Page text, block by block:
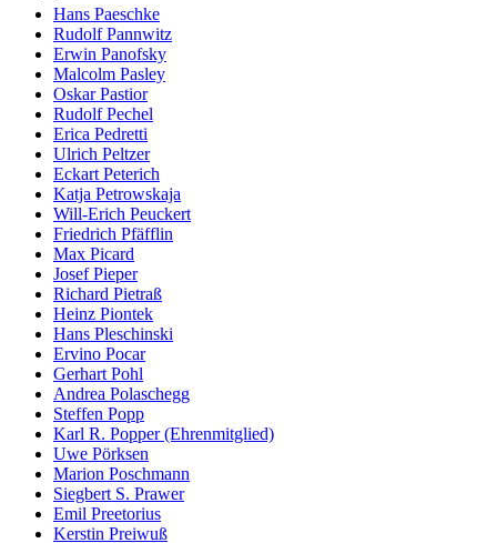
Hans Paeschke
Rudolf Pannwitz
Erwin Panofsky
Malcolm Pasley
Oskar Pastior
Rudolf Pechel
Erica Pedretti
Ulrich Peltzer
Eckart Peterich
Katja Petrowskaja
Will-Erich Peuckert
Friedrich Pfäfflin
Max Picard
Josef Pieper
Richard Pietraß
Heinz Piontek
Hans Pleschinski
Ervino Pocar
Gerhart Pohl
Andrea Polaschegg
Steffen Popp
Karl R. Popper (Ehrenmitglied)
Uwe Pörksen
Marion Poschmann
Siegbert S. Prawer
Emil Preetorius
Kerstin Preiwuß